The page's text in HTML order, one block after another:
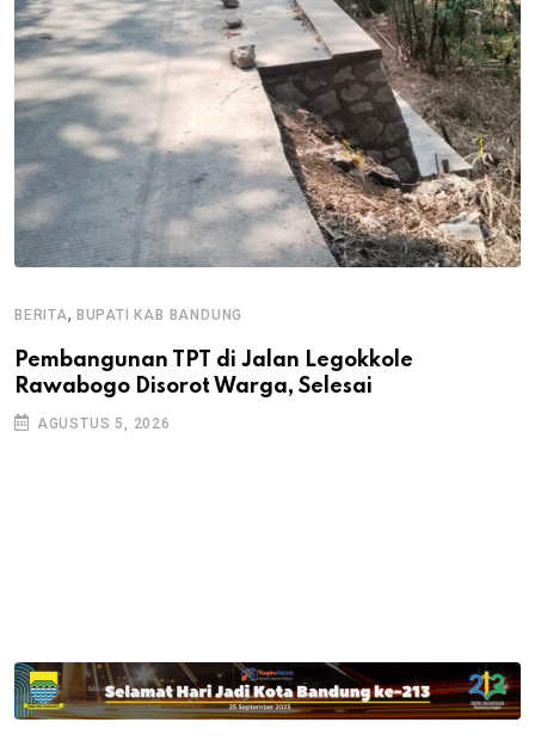
BERITA, BUPATI KAB BANDUNG
Pembangunan TPT di Jalan Legokkole
Rawabogo Disorot Warga, Selesai
AGUSTUS 5, 2026